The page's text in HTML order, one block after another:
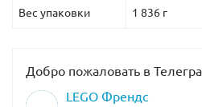
Вес упаковки 1 836 г
Добро пожаловать в
LEGO Френдс